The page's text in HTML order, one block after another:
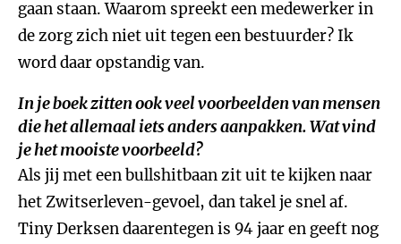
gaan staan. Waarom spreekt een medewerker in
de zorg zich niet uit tegen een bestuurder? Ik
word daar opstandig van.
In je boek zitten ook veel voorbeelden van mensen
die het allemaal iets anders aanpakken. Wat vind
je het mooiste voorbeeld?
Als jij met een bullshitbaan zit uit te kijken naar
het Zwitserleven-gevoel, dan takel je snel af.
Tiny Derksen daarentegen is 94 jaar en geeft nog